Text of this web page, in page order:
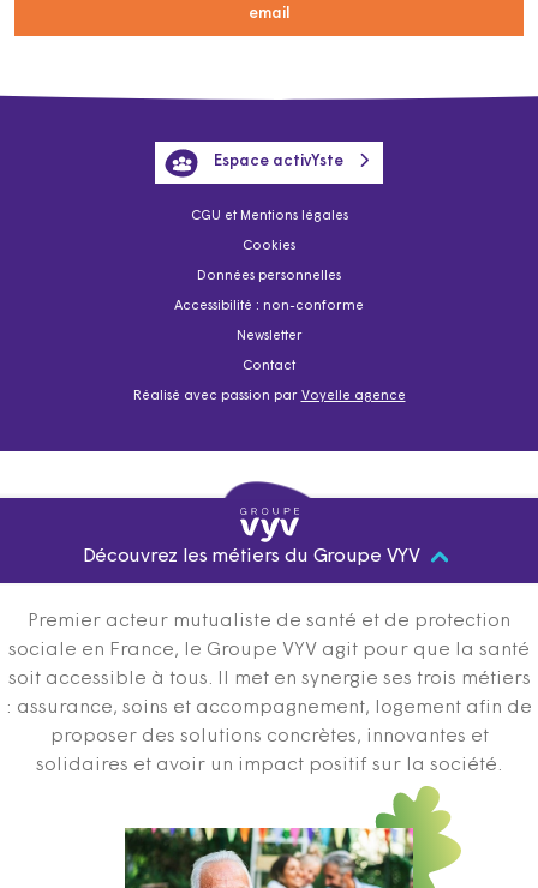
email
CGU et Mentions légales
Cookies
Données personnelles
Accessibilité : non-conforme
Newsletter
Contact
Réalisé avec passion par Voyelle agence
Espace activYste
Découvrez les métiers du Groupe VYV
Premier acteur mutualiste de santé et de protection
sociale en France, le Groupe VYV agit pour que la santé
soit accessible à tous. Il met en synergie ses trois métiers
: assurance, soins et accompagnement, logement afin de
proposer des solutions concrètes, innovantes et
solidaires et avoir un impact positif sur la société.